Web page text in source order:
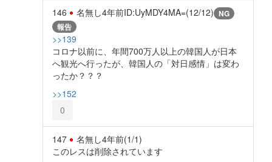
146 名無し4年前ID:UyMDY4MA=(12/12) NG
報告
>>139
コロナ以前に、年間700万人以上の韓国人が日本
へ観光へ行ったが、韓国人の「対日感情」は変わ
ったか？？？
>>152
0
147 名無し4年前(1/1)
このレスは削除されています